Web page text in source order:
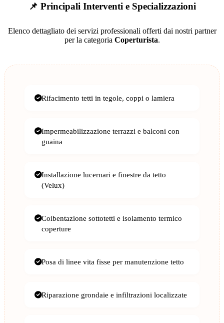
📌 Principali Interventi e Specializzazioni
Elenco dettagliato dei servizi professionali offerti dai nostri partner
per la categoria Coperturista.
Rifacimento tetti in tegole, coppi o lamiera
Impermeabilizzazione terrazzi e balconi con
guaina
Installazione lucernari e finestre da tetto
(Velux)
Coibentazione sottotetti e isolamento termico
coperture
Posa di linee vita fisse per manutenzione tetto
Riparazione grondaie e infiltrazioni localizzate